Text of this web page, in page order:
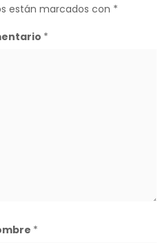
están marcados con *
*
*